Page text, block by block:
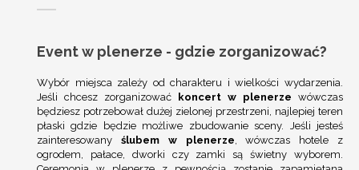
Event w plenerze - gdzie zorganizować?
Wybór miejsca zależy od charakteru i wielkości wydarzenia.
Jeśli chcesz zorganizować
koncert w plenerze wówczas
będziesz potrzebował dużej zielonej przestrzeni, najlepiej teren
płaski gdzie będzie możliwe zbudowanie sceny. Jeśli jesteś
zainteresowany ślubem w plenerze , wówczas hotele z
ogrodem, pałace, dworki czy zamki są świetny wyborem.